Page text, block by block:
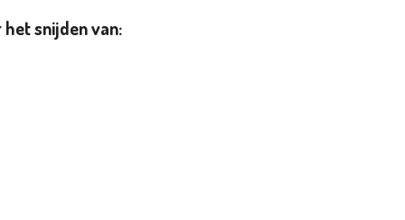
snijden van: